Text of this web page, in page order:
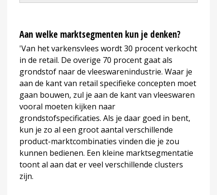
Aan welke marktsegmenten kun je denken?
'Van het varkensvlees wordt 30 procent verkocht
in de retail. De overige 70 procent gaat als
grondstof naar de vleeswarenindustrie. Waar je
aan de kant van retail specifieke concepten moet
gaan bouwen, zul je aan de kant van vleeswaren
vooral moeten kijken naar
grondstofspecificaties. Als je daar goed in bent,
kun je zo al een groot aantal verschillende
product-marktcombinaties vinden die je zou
kunnen bedienen. Een kleine marktsegmentatie
toont al aan dat er veel verschillende clusters
zijn.